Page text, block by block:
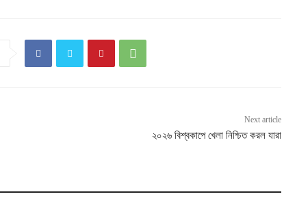
Next article
২০২৬ বিশ্বকাপে খেলা নিশ্চিত করল যারা